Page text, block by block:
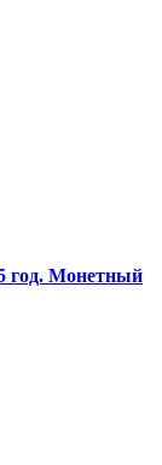
год. Монетный